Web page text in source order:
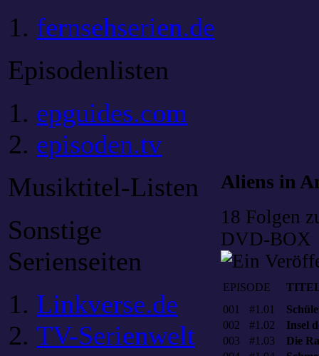
fernsehserien.de
Episodenlisten
epguides.com
episoden.tv
Musiktitel-Listen
Sonstige
Serienseiten
Linkverse.de
TV-Serienwelt
Aliens in
18 Folgen
DVD-BOX
EPISODE
001
#1.01
002
#1.02
Insel
003
#1.03
Die